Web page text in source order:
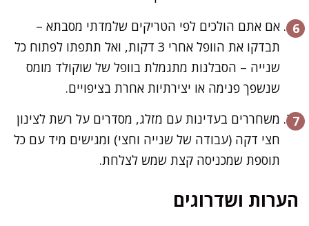
אם אתם הולכים לפי הטריקים שלמדתי מסבתא –
תבדקו את הוופל אחרי 3 דקות, ואל תתפתו לפתוח כל
שנייה – הסבלנות מתגמלת בוופל של שוקולד מומס
שנשפך פנימה או יצירתיות אחרת בציפויים.
משחררים בעדינות עם מזלג, מסדרים על רשת לצינון
חצי דקה (עבודה של שנייה וחצי) ומגישים מיד עם כל
תוספת שמכניסה קצת שמש לצלחת.
הערות ושדרוגים